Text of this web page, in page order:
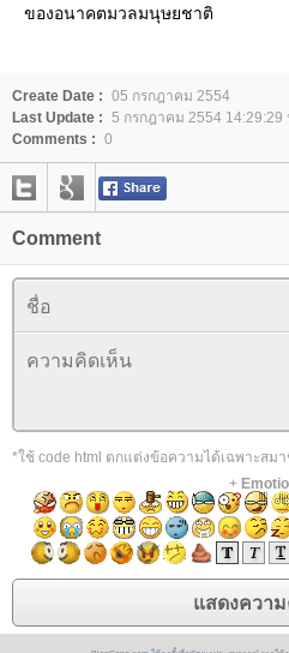
ของอนาคตมวลมนุษยชาติ
Create Date : 05 กรกฎาคม 2554
Last Update : 5 กรกฎาคม 2554 14:29:29
Comments : 0
Comment
*ใช้ code html ตกแต่งข้อความได้เฉพาะสม
+